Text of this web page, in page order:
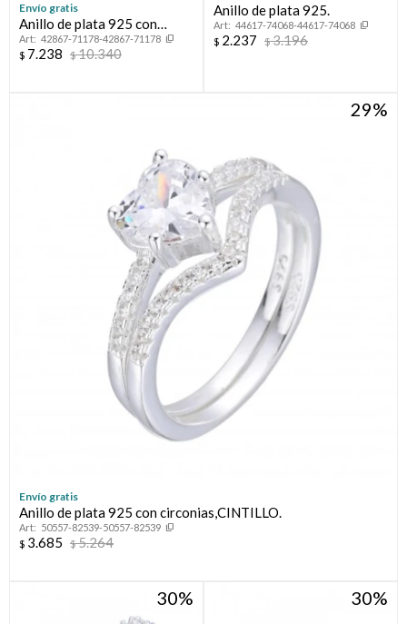
Envío gratis
Anillo de plata 925 con
circonias, CORAZON.
42867-71178-42867-71178
$ 7.238 $10.340
Anillo de plata 925.
44617-74068-44617-74068
$ 2.237 $3.196
29
Envío gratis
Anillo de plata 925 con circonias,CINTILLO.
50557-82539-50557-82539
$ 3.685 $5.264
30 30